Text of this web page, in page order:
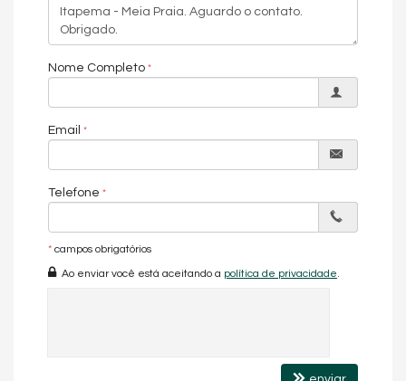
Nome Completo
Email
Telefone
* campos obrigatórios
Ao enviar você está aceitando a política de privacidade